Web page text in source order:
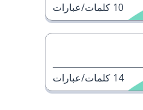
10 كلمات/عبارات
14 كلمات/عبارات